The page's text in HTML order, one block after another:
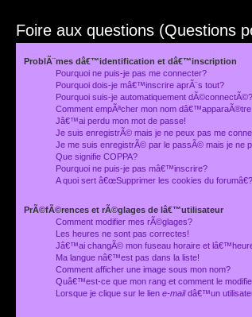
Foire aux questions (Questions
ProblÃ¨mes dâ€™identification et dâ€™inscription
Pourquoi ne puis-je pas me connecter?
Pourquoi dois-je mâ€™inscrire aprÃ¨s tout?
Pourquoi suis-je automatiquement dÃ©connectÃ©?
Comment empÃªcher mon nom
Jâ€™ai perdu mon mot de passe!
Je suis enregistrÃ© mais je ne peux pas me
Je me suis enregistrÃ© par le passÃ© mais je ne
Que signifie COPPA?
Pourquoi ne puis-je pas mâ€™inscrire?
A quoi sert â€œSupprimer les cookies du forumâ€?
PrÃ©fÃ©rences et rÃ©glages de lâ€™utilisateur
Comment modifier mes rÃ©glages?
Les heures ne sont pas correctes!
Jâ€™ai changÃ© mon fuseau horaire et
Ma langue nâ€™est pas dans la liste!
Comment afficher une image sous mon nom?
Quâ€™est-ce que mon rang et comment le
Lorsque je clique sur le lien e-maildâ€™un